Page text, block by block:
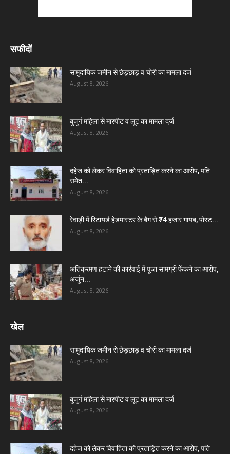
सफीदों
सामुदायिक जमीन से छेड़छाड़ व चोरी का मामला दर्ज
August 8, 2026
बुजुर्ग महिला से मारपीट व लूट का मामला दर्ज
August 8, 2026
दहेज को लेकर विवाहिता को प्रताड़ित करने का आरोप, पति
समेत...
August 8, 2026
रेवाड़ी में रिटायर्ड हेडमास्टर के बैग से ₹74 हजार गायब, पोस्ट...
August 8, 2026
अतिक्रमण हटाने की कार्रवाई में पूजा सामग्री फेंकने का आरोप,
अर्जुन...
August 8, 2026
खेल
सामुदायिक जमीन से छेड़छाड़ व चोरी का मामला दर्ज
August 8, 2026
बुजुर्ग महिला से मारपीट व लूट का मामला दर्ज
August 8, 2026
दहेज को लेकर विवाहिता को प्रताड़ित करने का आरोप, पति